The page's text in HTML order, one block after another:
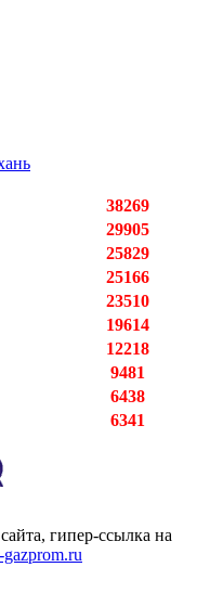
38269
29905
25829
25166
23510
19614
12218
9481
6438
6341
гипер-ссылка на